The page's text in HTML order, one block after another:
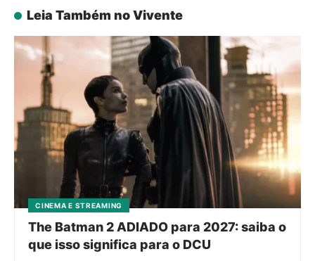
Leia Também no Vivente
CINEMA E STREAMING
The Batman 2 ADIADO para 2027: saiba o
que isso significa para o DCU